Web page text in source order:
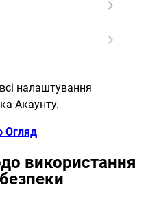
налаштування
Акаунту.
Огляд
використання